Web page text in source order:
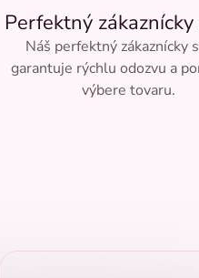
Perfektný
Náš perfektný zákaznícky
garantuje rýchlu odozvu a
výbere tovaru.